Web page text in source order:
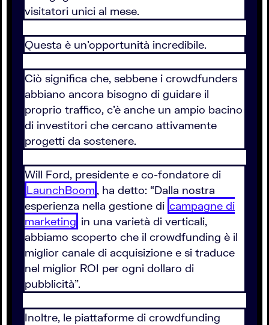
visitatori unici al mese.
Questa è un’opportunità incredibile.
Ciò significa che, sebbene i crowdfunders
abbiano ancora bisogno di guidare il
proprio traffico, c’è anche un ampio bacino
di investitori che cercano attivamente
progetti da sostenere.
Will Ford, presidente e co-fondatore di
LaunchBoom , ha detto: “Dalla nostra
esperienza nella gestione di campagne di
marketing in una varietà di verticali,
abbiamo scoperto che il crowdfunding è il
miglior canale di acquisizione e si traduce
nel miglior ROI per ogni dollaro di
pubblicità”.
Inoltre, le piattaforme di crowdfunding